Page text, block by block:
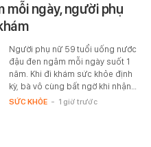
mỗi ngày, người phụ
Người phụ nữ 59 tuổi uống nước
đậu đen ngâm mỗi ngày suốt 1
năm. Khi đi khám sức khỏe định
kỳ, bà vô cùng bất ngờ khi nhận…
SỨC KHỎE - 1 giờ trước